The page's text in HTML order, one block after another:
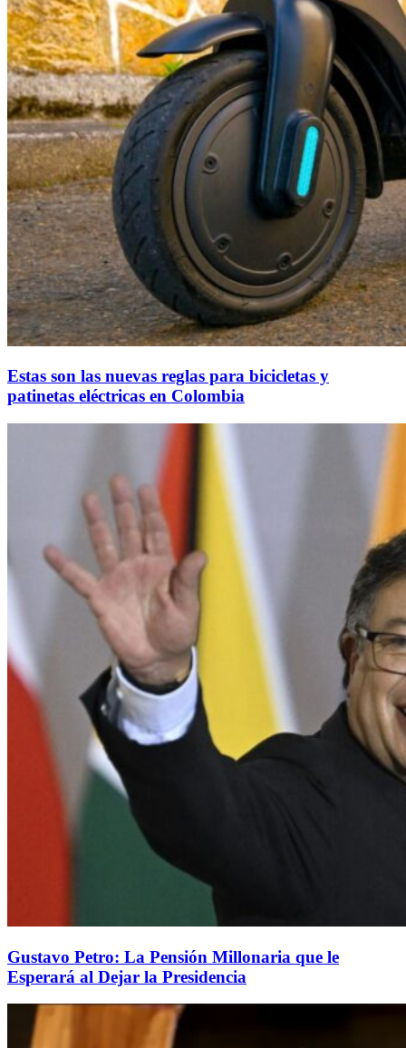
Estas son las nuevas reglas para bicicletas y
patinetas eléctricas en Colombia
Gustavo Petro: La Pensión Millonaria que le
Esperará al Dejar la Presidencia